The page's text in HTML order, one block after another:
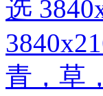
青，草